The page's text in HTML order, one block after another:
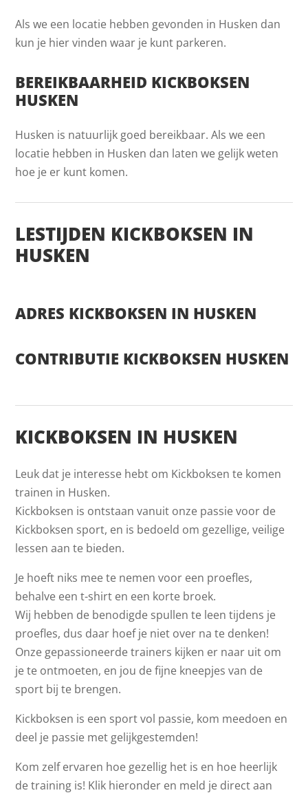
Als we een locatie hebben gevonden in Husken dan
kun je hier vinden waar je kunt parkeren.
BEREIKBAARHEID KICKBOKSEN
HUSKEN
Husken is natuurlijk goed bereikbaar. Als we een
locatie hebben in Husken dan laten we gelijk weten
hoe je er kunt komen.
LESTIJDEN KICKBOKSEN IN
HUSKEN
ADRES KICKBOKSEN IN HUSKEN
CONTRIBUTIE KICKBOKSEN HUSKEN
KICKBOKSEN IN HUSKEN
Leuk dat je interesse hebt om Kickboksen te komen
trainen in Husken.
Kickboksen is ontstaan vanuit onze passie voor de
Kickboksen sport, en is bedoeld om gezellige, veilige
lessen aan te bieden.
Je hoeft niks mee te nemen voor een proefles,
behalve een t-shirt en een korte broek.
Wij hebben de benodigde spullen te leen tijdens je
proefles, dus daar hoef je niet over na te denken!
Onze gepassioneerde trainers kijken er naar uit om
je te ontmoeten, en jou de fijne kneepjes van de
sport bij te brengen.
Kickboksen is een sport vol passie, kom meedoen en
deel je passie met gelijkgestemden!
Kom zelf ervaren hoe gezellig het is en hoe heerlijk
de training is! Klik hieronder en meld je direct aan